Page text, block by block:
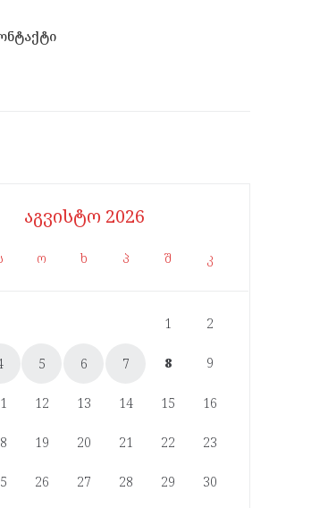
აგვისტო 2026
ო ხ პ შ კ
1 2
5 6 7 8 9
12 13 14 15 16
19 20 21 22 23
26 27 28 29 30